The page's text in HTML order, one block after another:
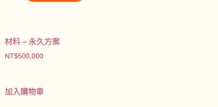
材料 – 永久方案
NT$500,000
加入購物車